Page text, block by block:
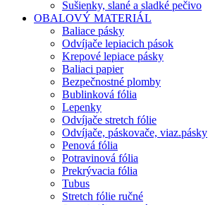
Sušienky, slané a sladké pečivo
OBALOVÝ MATERIÁL
Baliace pásky
Odvíjače lepiacich pások
Krepové lepiace pásky
Baliaci papier
Bezpečnostné plomby
Bublinková fólia
Lepenky
Odvíjače stretch fólie
Odvíjače, páskovače, viaz.pásky
Penová fólia
Potravinová fólia
Prekrývacia fólia
Tubus
Stretch fólie ručné